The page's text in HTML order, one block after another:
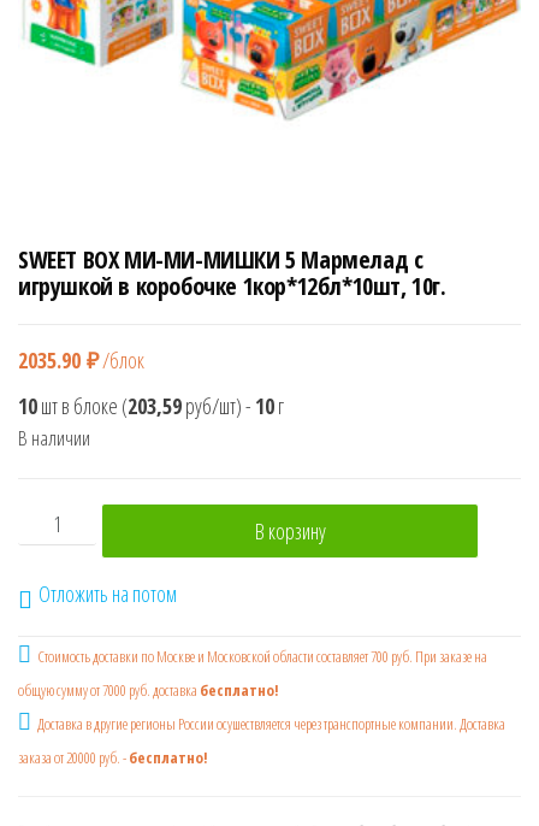
а
SWEET BOX МИ-МИ-МИШКИ 5 Мармелад с
игрушкой в коробочке 1кор*12бл*10шт, 10г.
2035.90 ₽/блок
10шт в блоке (203,59руб/шт)- 10г
В наличии
Количество товара SWEET BOX МИ-МИ-МИШКИ 5
В корзину
Отложить на потом
Стоимость доставки по Москве и Московской области составляет 700 руб. При заказе на
общую сумму от 7000 руб. доставка бесплатно!
Доставка в другие регионы России осушествляется через транспортные компании. Доставка
заказа от 20000 руб. -бесплатно!